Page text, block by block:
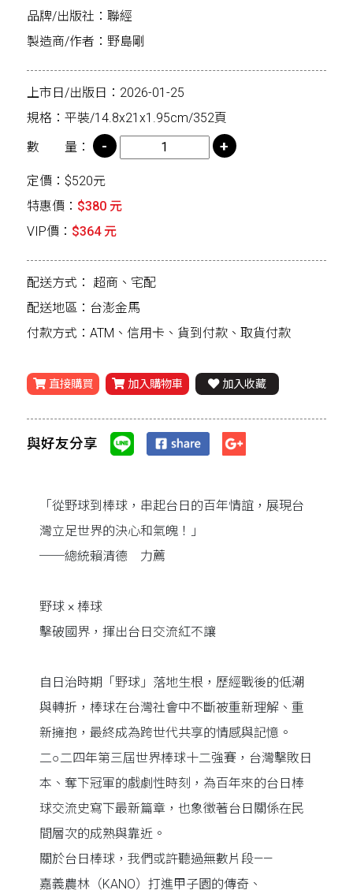
品牌/出版社：聯經
製造商/作者：野島剛
上市日/出版日：2026-01-25
規格：平裝/14.8x21x1.95cm/352頁
數 量：
定價：$520元
特惠價： $380 元
VIP價： $364 元
配送方式： 超商、宅配
配送地區：台澎金馬
付款方式：ATM、信用卡、貨到付款、取貨付款
直接購買 加入購物車 加入收藏
與好友分享
「從野球到棒球，串起台日的百年情誼，展現台
灣立足世界的決心和氣魄！」
──總統賴清德 力薦
野球 × 棒球
擊破國界，揮出台日交流紅不讓
自日治時期「野球」落地生根，歷經戰後的低潮
與轉折，棒球在台灣社會中不斷被重新理解、重
新擁抱，最終成為跨世代共享的情感與記憶。
二○二四年第三屆世界棒球十二強賽，台灣擊敗日
本、奪下冠軍的戲劇性時刻，為百年來的台日棒
球交流史寫下最新篇章，也象徵著台日關係在民
間層次的成熟與靠近。
關於台日棒球，我們或許聽過無數片段——
嘉義農林（KANO）打進甲子園的傳奇、